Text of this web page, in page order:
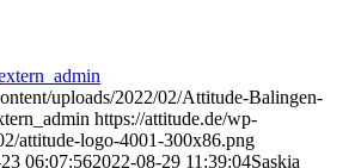
uploads/2022/02/Attitude-Balingen-
https://attitude.de/wp-
attitude-logo-4001-300x86.png
06:07:562022-08-29 11:39:04Saskia